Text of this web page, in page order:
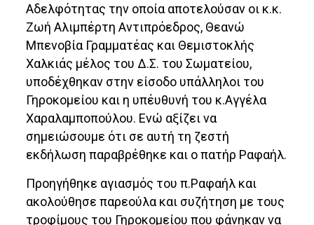
Αδελφότητας την οποία αποτελούσαν οι κ.κ.
Ζωή Αλιμπέρτη Αντιπρόεδρος, Θεανώ
Μπενοβία Γραμματέας και Θεμιστοκλής
Χαλκιάς μέλος του Δ.Σ. του Σωματείου,
υποδέχθηκαν στην είσοδο υπάλληλοι του
Γηροκομείου και η υπέυθυνή του κ.Αγγέλα
Χαραλαμποπούλου. Ενώ αξίζει να
σημειώσουμε ότι σε αυτή τη ζεστή
εκδήλωση παραβρέθηκε και ο πατήρ Ραφαήλ.
Προηγήθηκε αγιασμός του π.Ραφαήλ και
ακολούθησε παρεούλα και συζήτηση με τους
τροφίμους του Γηροκομείου που φάνηκαν να